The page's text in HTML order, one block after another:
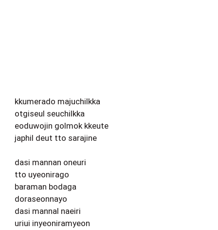
kkumerado majuchilkka
otgiseul seuchilkka
eoduwojin golmok kkeute
japhil deut tto sarajine
dasi mannan oneuri
tto uyeonirago
baraman bodaga
doraseonnayo
dasi mannal naeiri
uriui inyeoniramyeon